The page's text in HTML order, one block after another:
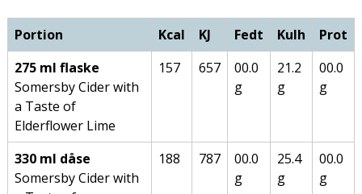
Portion Kcal KJ Fedt Kulh
Prot
275 ml flaske
Somersby Cider with
a Taste of
Elderflower Lime
157 657
00.0
g
21.2
g
00.0
g
330 ml dåse
Somersby Cider with
188 787
00.0
g
25.4
g
00.0
g